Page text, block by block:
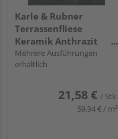
Karle & Rubner
Terrassenfliese
Keramik Anthrazit
glatt TERRACON®
Ardesia - 20 mm stark
Mehrere Ausführungen
erhältlich
21,58 € / Stk.
59,94 € / m²